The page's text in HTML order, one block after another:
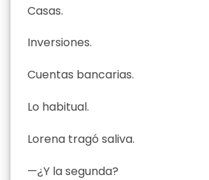
Casas.
Inversiones.
Cuentas bancarias.
Lo habitual.
Lorena tragó saliva.
—¿Y la segunda?